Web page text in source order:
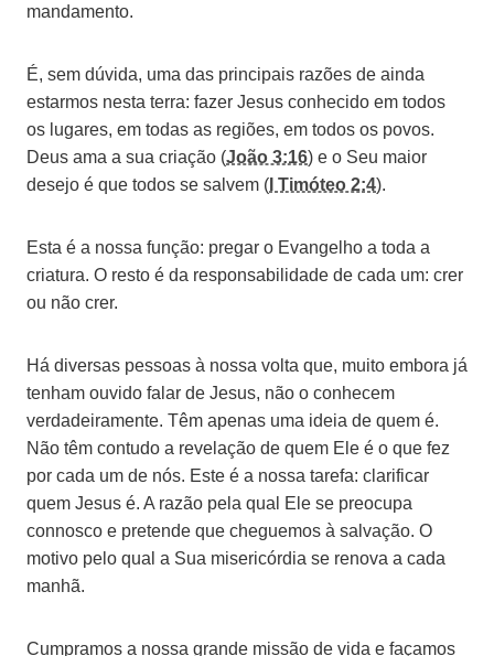
mandamento.
É, sem dúvida, uma das principais razões de ainda
estarmos nesta terra: fazer Jesus conhecido em todos
os lugares, em todas as regiões, em todos os povos.
Deus ama a sua criação (João 3:16) e o Seu maior
desejo é que todos se salvem ( I Timóteo 2:4).
Esta é a nossa função: pregar o Evangelho a toda a
criatura. O resto é da responsabilidade de cada um: crer
ou não crer.
Há diversas pessoas à nossa volta que, muito embora já
tenham ouvido falar de Jesus, não o conhecem
verdadeiramente. Têm apenas uma ideia de quem é.
Não têm contudo a revelação de quem Ele é o que fez
por cada um de nós. Este é a nossa tarefa: clarificar
quem Jesus é. A razão pela qual Ele se preocupa
connosco e pretende que cheguemos à salvação. O
motivo pelo qual a Sua misericórdia se renova a cada
manhã.
Cumpramos a nossa grande missão de vida e façamos